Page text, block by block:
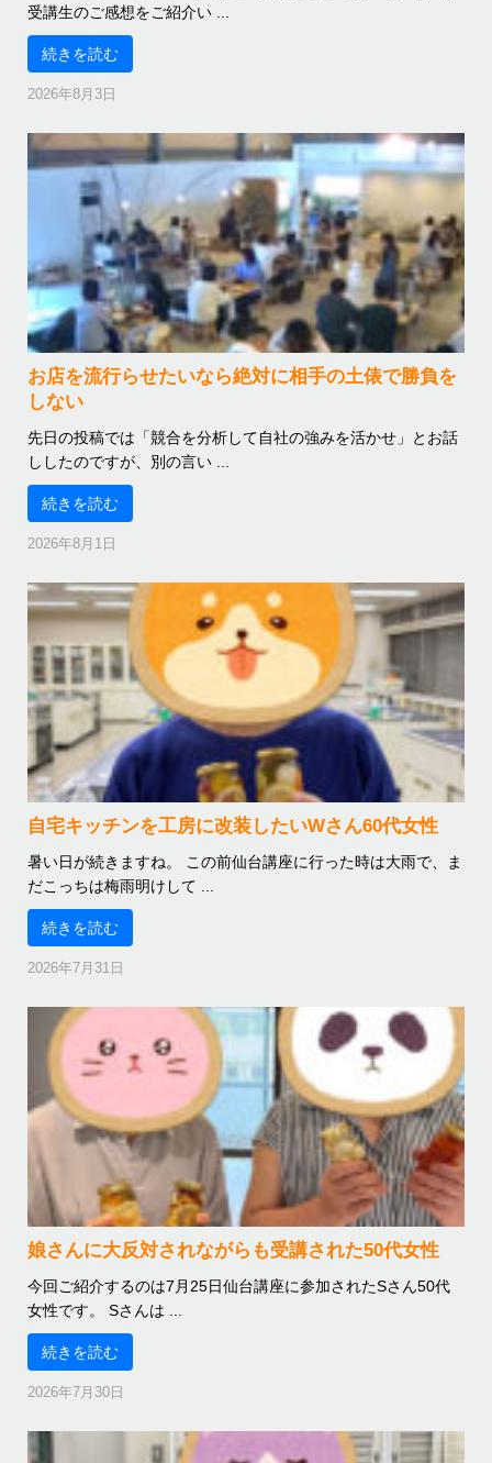
受講生のご感想をご紹介い ...
続きを読む
2026年8月3日
お店を流行らせたいなら絶対に相手の土俵で勝負を
しない
先日の投稿では「競合を分析して自社の強みを活かせ」とお話
ししたのですが、別の言い ...
続きを読む
2026年8月1日
自宅キッチンを工房に改装したいWさん60代女性
暑い日が続きますね。 この前仙台講座に行った時は大雨で、ま
だこっちは梅雨明けして ...
続きを読む
2026年7月31日
娘さんに大反対されながらも受講された50代女性
今回ご紹介するのは7月25日仙台講座に参加されたSさん50代
女性です。 Sさんは ...
続きを読む
2026年7月30日